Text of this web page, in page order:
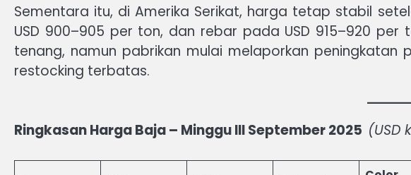
Sementara itu, di Amerika Serikat, harga tetap stabil
USD 900–905 per ton, dan rebar pada USD 915–920
tenang, namun pabrikan mulai melaporkan
restocking terbatas.
Ringkasan Harga Baja – Minggu III September 2025 (USD